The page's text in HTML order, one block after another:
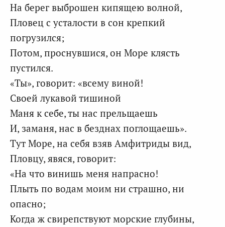
На берег выброшен кипящею волной,
Пловец с усталости в сон крепкий
погрузился;
Потом, проснувшися, он Море клясть
пустился.
«Ты», говорит: «всему виной!
Своей лукавой тишиной
Маня к себе, ты нас прельщаешь
И, заманя, нас в безднах поглощаешь».
Тут Море, на себя взяв Амфитриды вид,
Пловцу, явяся, говорит:
«На что винишь меня напрасно!
Плыть по водам моим ни страшно, ни
опасно;
Когда ж свирепствуют морские глубины,